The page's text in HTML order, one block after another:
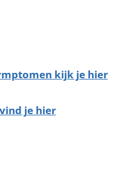
kijk je hier
je hier